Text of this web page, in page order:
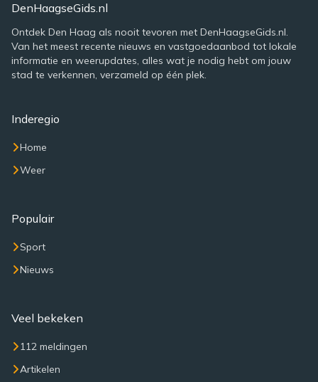
DenHaagseGids.nl
Ontdek Den Haag als nooit tevoren met DenHaagseGids.nl.
Van het meest recente nieuws en vastgoedaanbod tot lokale
informatie en weerupdates, alles wat je nodig hebt om jouw
stad te verkennen, verzameld op één plek.
Inderegio
Home
Weer
Populair
Sport
Nieuws
Veel bekeken
112 meldingen
Artikelen